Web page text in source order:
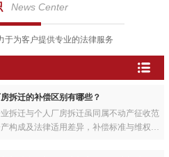
News Center
于为客户提供专业的法律服务
拆迁的补偿区别有哪些？
拆迁与个人厂房拆迁虽同属不动产征收范
构成及法律适用差异，补偿标准与维权路